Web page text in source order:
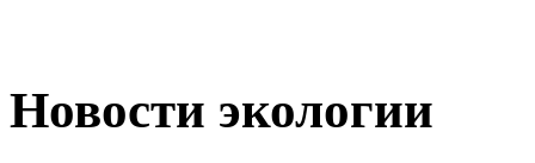
Новости экологии